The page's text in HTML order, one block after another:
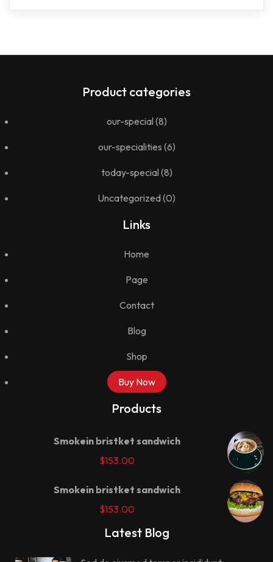
Product categories
our-special (8)
our-specialities (6)
today-special (8)
Uncategorized(0)
Links
Home
Page
Contact
Blog
Shop
Buy Now
Products
Smokein bristket sandwich
$153.00
Smokein bristket sandwich
$153.00
Latest Blog